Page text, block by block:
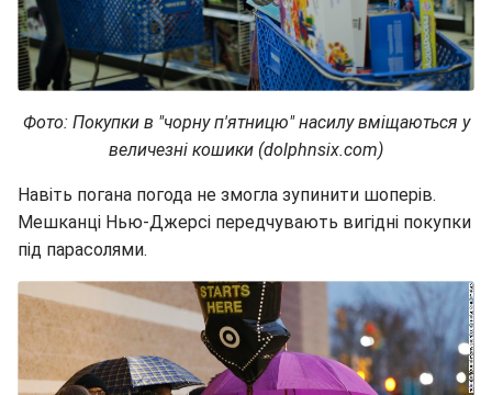
Фото: Покупки в "чорну п'ятницю" насилу вміщаються у
величезні кошики (dolphnsix.com)
Навіть погана погода не змогла зупинити шоперів.
Мешканці Нью-Джерсі передчувають вигідні покупки
під парасолями.